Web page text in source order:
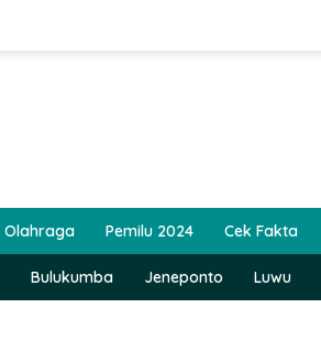
Olahraga Pemilu 2024 Cek Fakta
Bulukumba Jeneponto Luwu